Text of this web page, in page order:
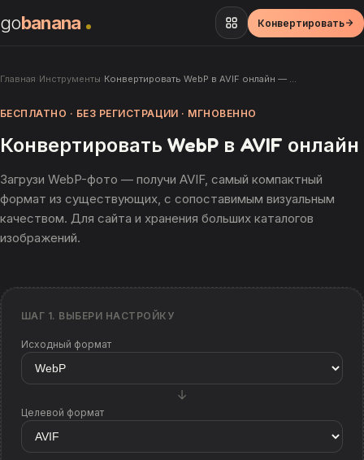
gobanana Конвертировать
Главная Инструменты Конвертировать WebP в AVIF онлайн — …
БЕСПЛАТНО · БЕЗ РЕГИСТРАЦИИ · МГНОВЕННО
Конвертировать WebP в AVIF онлайн
Загрузи WebP-фото — получи AVIF, самый компактный
формат из существующих, с сопоставимым визуальным
качеством. Для сайта и хранения больших каталогов
изображений.
ШАГ 1. ВЫБЕРИ НАСТРОЙКУ
Исходный формат
→
Целевой формат